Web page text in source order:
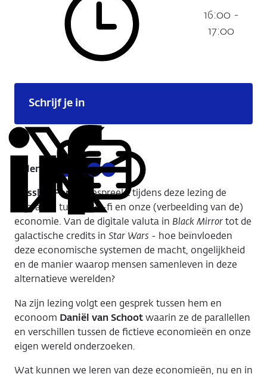
Tijdstip:
16:00 -
17:00
Schrijf je in
Delen:
Deel
via
LinkedIn
Deel
via
X
Deel
Facebook
Deel
via
E-
mail
Kopieer
deze
URL
Hassler-Forest
bespreekt tijdens deze lezing de
interactie tussen sci-fi en onze (verbeelding van de)
economie. Van de digitale valuta in Black Mirror tot de
galactische credits in Star Wars - hoe beïnvloeden
deze economische systemen de macht, ongelijkheid
en de manier waarop mensen samenleven in deze
alternatieve werelden?
Na zijn lezing volgt een gesprek tussen hem en
econoom Daniël van Schoot waarin ze de parallellen
en verschillen tussen de fictieve economieën en onze
eigen wereld onderzoeken.
Wat kunnen we leren van deze economieën, nu en in